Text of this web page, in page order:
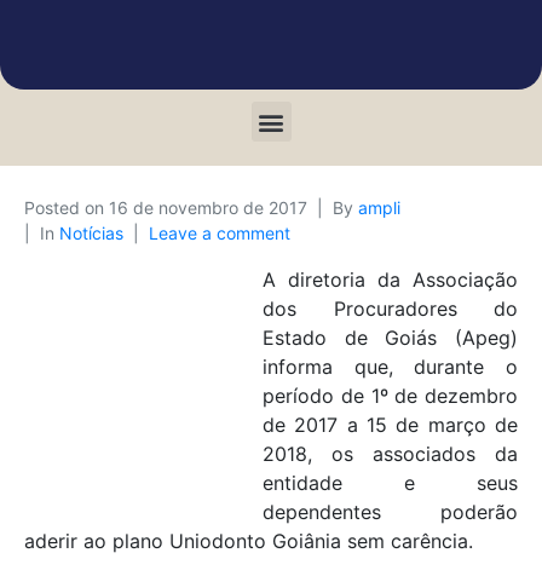
Posted on 16 de novembro de 2017 By ampli
In Notícias Leave a comment
A diretoria da Associação
dos Procuradores do
Estado de Goiás (Apeg)
informa que, durante o
período de 1º de dezembro
de 2017 a 15 de março de
2018, os associados da
entidade e seus
dependentes poderão
aderir ao plano Uniodonto Goiânia sem carência.